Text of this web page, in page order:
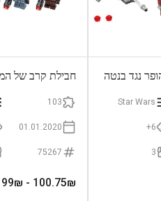
נגד בנטה
Star Wars
6+
3
חבילת קרב של
103
01.01.2020
75267
100.75₪
- 199₪